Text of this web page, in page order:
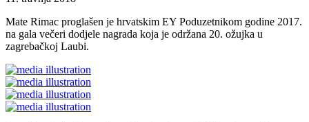
Mate Rimac proglašen je hrvatskim EY Poduzetnikom godine 2017.
na gala večeri dodjele nagrada koja je održana 20. ožujka u
zagrebačkoj Laubi.